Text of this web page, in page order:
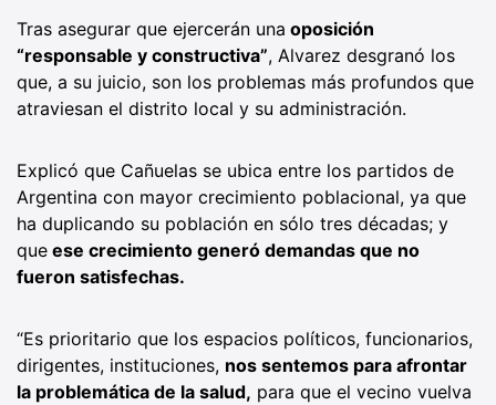
Tras asegurar que ejercerán una oposición
“responsable y constructiva”, Alvarez desgranó los
que, a su juicio, son los problemas más profundos que
atraviesan el distrito local y su administración.
Explicó que Cañuelas se ubica entre los partidos de
Argentina con mayor crecimiento poblacional, ya que
ha duplicando su población en sólo tres décadas; y
que ese crecimiento generó demandas que no
fueron satisfechas.
“Es prioritario que los espacios políticos, funcionarios,
dirigentes, instituciones, nos sentemos para afrontar
la problemática de la salud, para que el vecino vuelva